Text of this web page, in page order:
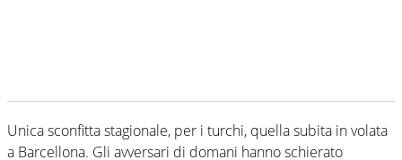
Unica sconfitta stagionale, per i turchi, quella subita in volata
a Barcellona. Gli avversari di domani hanno schierato